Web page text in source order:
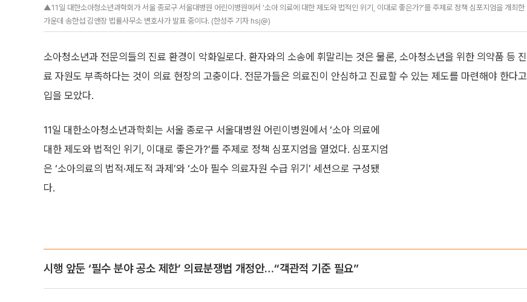
▲11일 대한소아청소년과학회가 서울 종로구 서울대병원 어린이병원에서 ‘소아 의료에 대한 제도와 법적인 위기, 이대로 좋은가?’를 주제로 정책 심포지엄을 개최한
가운데 송한섭 김앤장 법률사무소 변호사가 발표 중이다. (한성주 기자 hsj@)
소아청소년과 전문의들의 진료 환경이 악화일로다. 환자와의 소송에 휘말리는 것은 물론, 소아청소년을 위한 의약품 등 진
료 자원도 부족하다는 것이 의료 현장의 고충이다. 전문가들은 의료진이 안심하고 진료할 수 있는 제도를 마련해야 한다고
입을 모았다.
11일 대한소아청소년과학회는 서울 종로구 서울대병원 어린이병원에서 ‘소아 의료에
대한 제도와 법적인 위기, 이대로 좋은가?’를 주제로 정책 심포지엄을 열었다. 심포지엄
은 ‘소아의료의 법적·제도적 과제’와 ‘소아 필수 의료자원 수급 위기’ 세션으로 구성됐
다.
시행 앞둔 ‘필수 분야 공소 제한’ 의료분쟁법 개정안…“객관적 기준 필요”